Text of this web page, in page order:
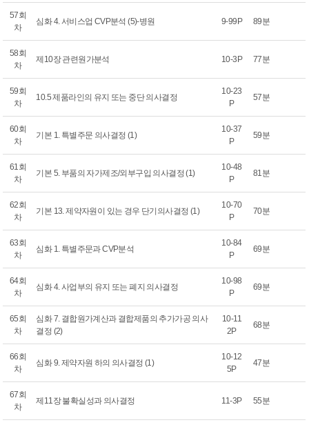
57회
차
심화 4. 서비스업 CVP분석 (5)-병원 9-99P 89분
58회
차
제10장 관련원가분석 10-3P 77분
59회
차
10.5 제품라인의 유지 또는 중단 의사결정
10-23
P
57분
60회
차
기본 1. 특별주문 의사결정 (1)
10-37
P
59분
61회
차
기본 5. 부품의 자가제조/외부구입 의사결정 (1)
10-48
P
81분
62회
차
기본 13. 제약자원이 있는 경우 단기의사결정 (1)
10-70
P
70분
63회
차
심화 1. 특별주문과 CVP분석
10-84
P
69분
64회
차
심화 4. 사업부의 유지 또는 폐지 의사결정
10-98
P
69분
65회
차
심화 7. 결합원가계산과 결합제품의 추가가공 의사
결정 (2)
10-11
2P
68분
66회
차
심화 9. 제약자원 하의 의사결정 (1)
10-12
5P
47분
67회
차
제11장 불확실성과 의사결정 11-3P 55분